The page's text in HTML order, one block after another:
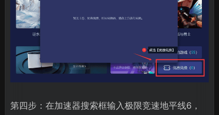
第四步：在加速器搜索框输入极限竞速地平线6，